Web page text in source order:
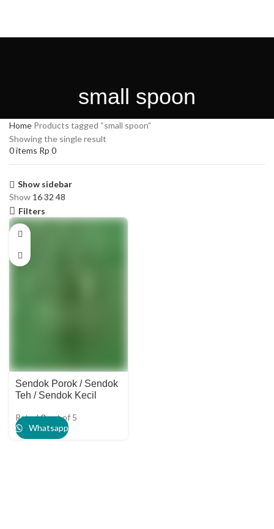
0items Rp 0
small spoon
Home Products tagged “small spoon”
Showing the single result
Show sidebar
Show 1632 48
Filters
Sendok Porok / Sendok
Teh / Sendok Kecil
Rated0out of 5
Whatsapp